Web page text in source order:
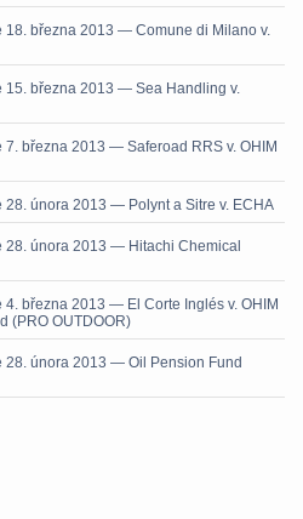
18. března 2013 — Comune di Milano v.
15. března 2013 — Sea Handling v.
března 2013 — Saferoad RRS v. OHIM
února 2013 — Polynt a Sitre v. ECHA
28. února 2013 — Hitachi Chemical
března 2013 — El Corte Inglés v. OHIM
(PRO OUTDOOR)
28. února 2013 — Oil Pension Fund